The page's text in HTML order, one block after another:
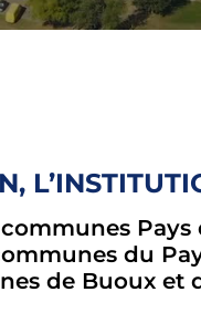
Pays
du
de Buoux et